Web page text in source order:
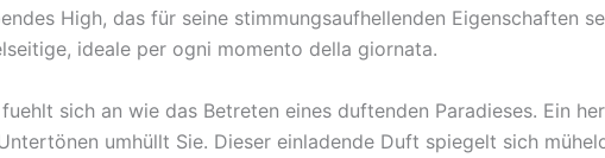
High, das für seine stimmungsaufhellenden Eigenschaften
ideale per ogni momento della giornata.
sich an wie das Betreten eines duftenden Paradieses. Ein
umhüllt Sie. Dieser einladende Duft spiegelt sich